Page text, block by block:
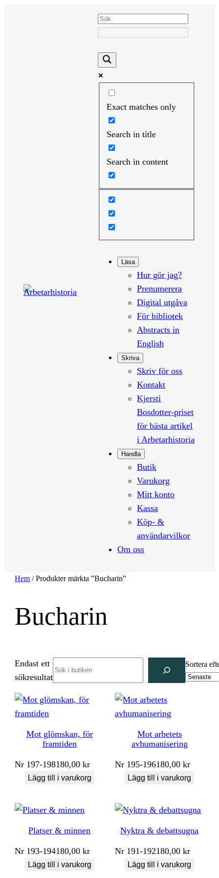
Exact matches only
Search in title
Search in content
Läsa
Hur gör jag?
Prenumerera
Digital utgåva
För bibliotek
Abstracts in
English
Skriva
Skriv för oss
Kontakt
Kjersti
Bosdotter-priset
för bästa artikel
i Arbetarhistoria
Handla
Butik
Varukorg
Mitt konto
Kassa
Köp- &
användarvilkor
Om oss
Hem / Produkter märkta ”Bucharin”
Bucharin
Endast ett
sökresultat
Sortera
Mot glömskan, för
framtiden
Nr 197-198180,00kr
Lägg till i varukorg
Mot arbetets
avhumanisering
Nr 195-196180,00kr
Lägg till i varukorg
Platser & minnen
Nr 193-194180,00kr
Lägg till i varukorg
Nyktra & debattsugna
Nr 191-192180,00kr
Lägg till i varukorg